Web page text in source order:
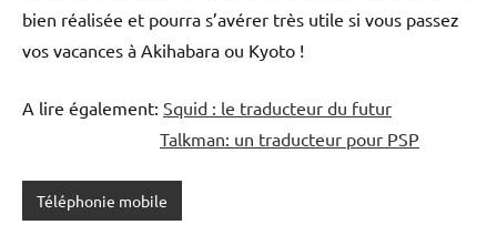
bien réalisée et pourra s’avérer très utile si vous passez
vos vacances à Akihabara ou Kyoto !
A lire également: Squid : le traducteur du futur
Talkman: un traducteur pour PSP
Téléphonie mobile